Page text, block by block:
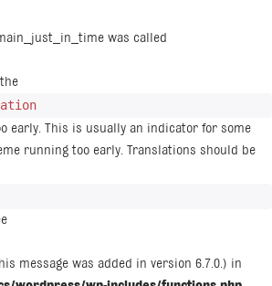
was called
early. This is usually an indicator for some
running too early. Translations should be
message was added in version 6.7.0.) in